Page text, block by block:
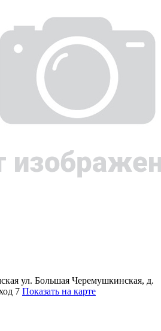
ул. Большая Черемушкинская, д.
7 Показать на карте